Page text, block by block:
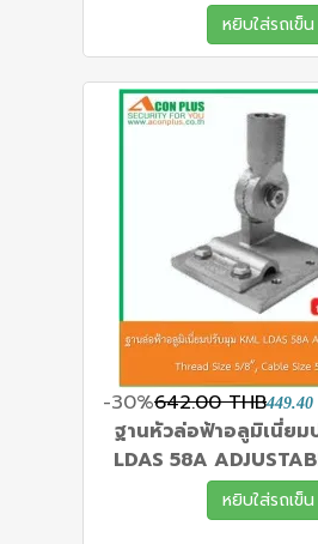
หยิบใส่รถเข็น
-30%642.00 THB
ฐานหัวล่อฟ้าอลูมิเนี่ยม
LDAS 58A
หยิบใส่รถเข็น